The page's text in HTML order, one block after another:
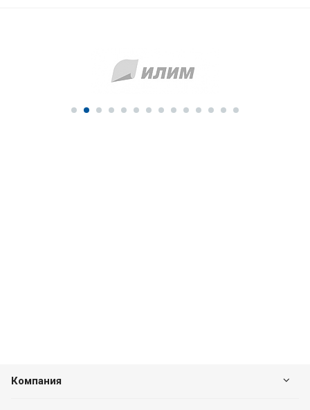
Компания